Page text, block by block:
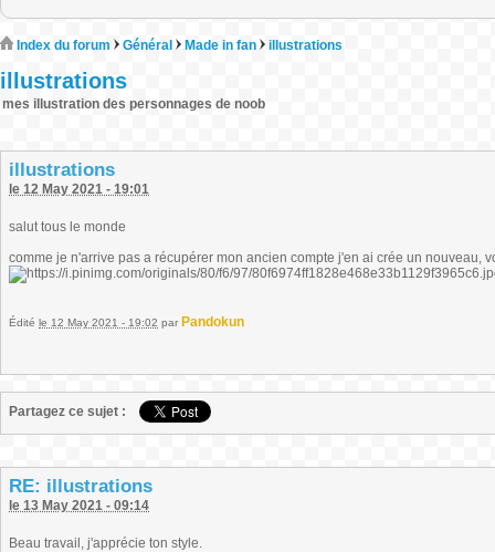
Index du forum Général Made in fan illustrations
illustrations
mes illustration des personnages de noob
illustrations
le 12 May 2021 - 19:01
salut tous le monde
comme je n'arrive pas a récupérer mon ancien compte j'en ai crée un nouveau,
Édité le 12 May 2021 - 19:02 par Pandokun
Partagez ce sujet :
RE: illustrations
le 13 May 2021 - 09:14
Beau travail, j'apprécie ton style.